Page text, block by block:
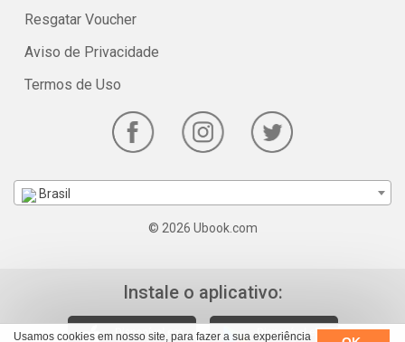
Usamos cookies em nosso site, para fazer a sua experiência
Resgatar Voucher
Aviso de Privacidade
Termos de Uso
Brasil
© 2026 Ubook.com
Instale o aplicativo: